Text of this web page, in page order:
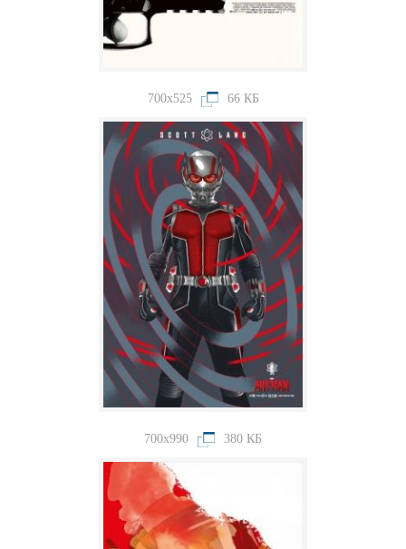
700x525 66 КБ
700x990 380 КБ